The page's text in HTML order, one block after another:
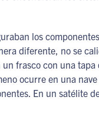
los
diferente, no se
frasco con una tapa
ocurre en una
En un satélite